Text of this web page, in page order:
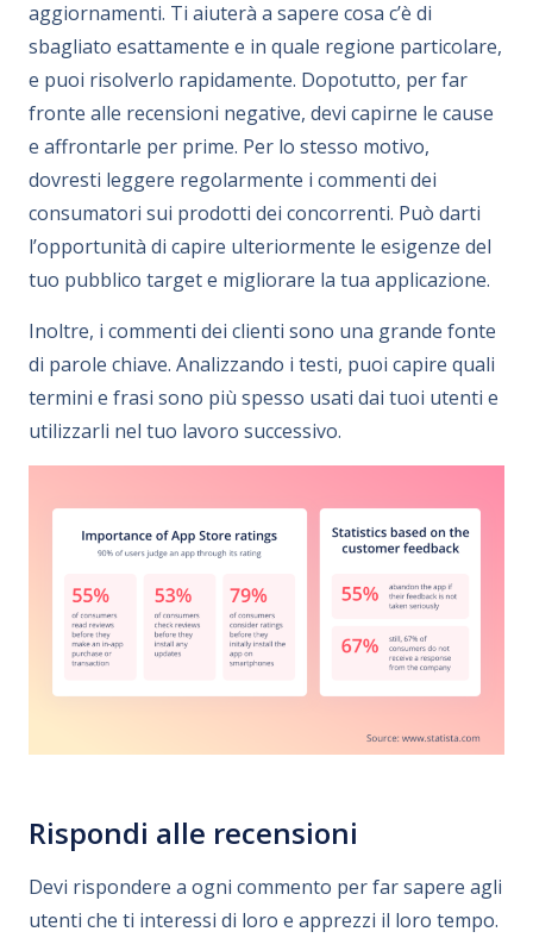
aggiornamenti. Ti aiuterà a sapere cosa c’è di
sbagliato esattamente e in quale regione particolare,
e puoi risolverlo rapidamente. Dopotutto, per far
fronte alle recensioni negative, devi capirne le cause
e affrontarle per prime. Per lo stesso motivo,
dovresti leggere regolarmente i commenti dei
consumatori sui prodotti dei concorrenti. Può darti
l’opportunità di capire ulteriormente le esigenze del
tuo pubblico target e migliorare la tua applicazione.
Inoltre, i commenti dei clienti sono una grande fonte
di parole chiave. Analizzando i testi, puoi capire quali
termini e frasi sono più spesso usati dai tuoi utenti e
utilizzarli nel tuo lavoro successivo.
Rispondi alle recensioni
Devi rispondere a ogni commento per far sapere agli
utenti che ti interessi di loro e apprezzi il loro tempo.